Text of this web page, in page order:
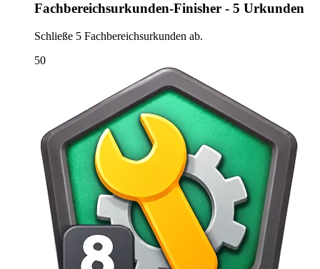
Fachbereichsurkunden-Finisher - 5 Urkunden
Schließe 5 Fachbereichsurkunden ab.
50